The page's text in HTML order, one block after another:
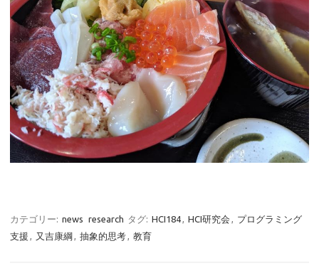
カテゴリー: news research タグ: HCI184, HCI研究会 , プログラミング
支援 , 又吉康綱 , 抽象的思考, 教育